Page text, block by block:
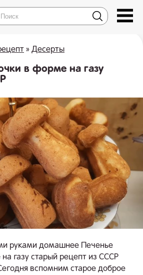
» Десерты
в форме на газу
руками домашнее Печенье
газу старый рецепт из СССР
вспомним старое доброе